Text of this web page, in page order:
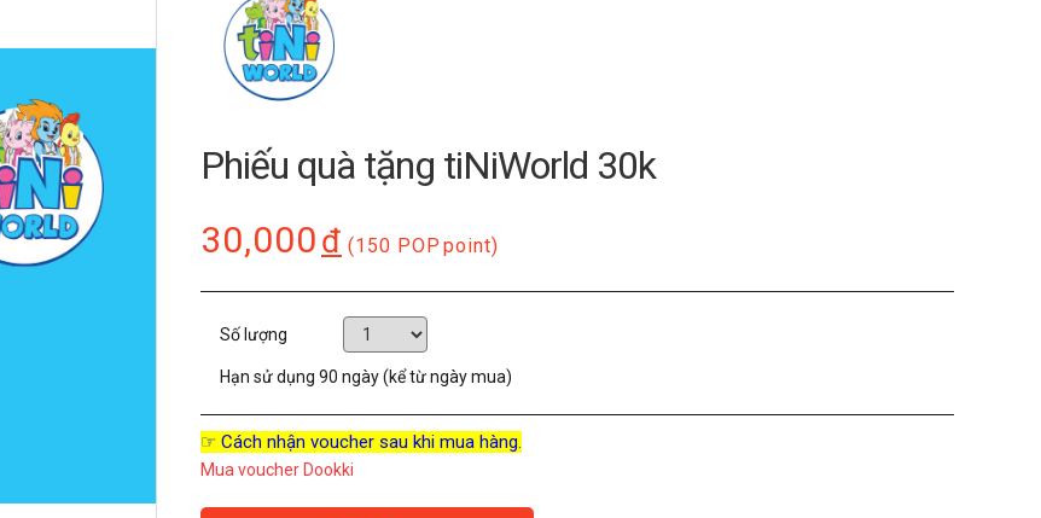
Phiếu quà tặng tiNiWorld 30k
30,000đ (150 POP point)
Số lượng
Hạn sử dụng 90 ngày (kể từ ngày mua)
☞ Cách nhận voucher sau khi mua hàng.
Mua voucher Dookki